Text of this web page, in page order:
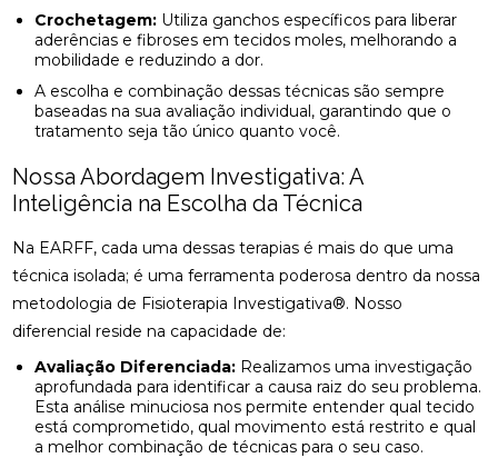
Crochetagem: Utiliza ganchos específicos para liberar
aderências e fibroses em tecidos moles, melhorando a
mobilidade e reduzindo a dor.
A escolha e combinação dessas técnicas são sempre
baseadas na sua avaliação individual, garantindo que o
tratamento seja tão único quanto você.
Nossa Abordagem Investigativa: A
Inteligência na Escolha da Técnica
Na EARFF, cada uma dessas terapias é mais do que uma
técnica isolada; é uma ferramenta poderosa dentro da nossa
metodologia de Fisioterapia Investigativa®. Nosso
diferencial reside na capacidade de:
Avaliação Diferenciada: Realizamos uma investigação
aprofundada para identificar a causa raiz do seu problema.
Esta análise minuciosa nos permite entender qual tecido
está comprometido, qual movimento está restrito e qual
a melhor combinação de técnicas para o seu caso.